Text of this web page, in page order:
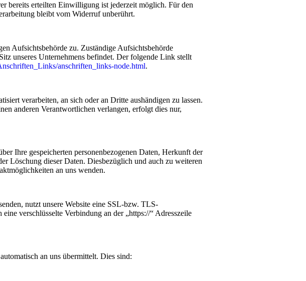
bereits erteilten Einwilligung ist jederzeit möglich. Für den
bleibt vom Widerruf unberührt.
Aufsichtsbehörde zu. Zuständige Aufsichtsbehörde
unseres Unternehmens befindet. Der folgende Link stellt
anschriften_links-node.html.
verarbeiten, an sich oder an Dritte aushändigen zu lassen.
anderen Verantwortlichen verlangen, erfolgt dies nur,
Ihre gespeicherten personenbezogenen Daten, Herkunft der
Löschung dieser Daten. Diesbezüglich und auch zu weiteren
an uns wenden.
nutzt unsere Website eine SSL-bzw. TLS-
verschlüsselte Verbindung an der „https://“ Adresszeile
an uns übermittelt. Dies sind: